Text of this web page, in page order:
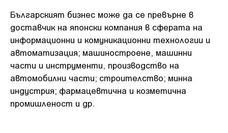
Българският бизнес може да се превърне в
доставчик на японски компания в сферата на
информационни и комуникационни технологии и
автоматизация; машиностроене, машинни
части и инструменти, производство на
автомобилни части; строителство; минна
индустрия; фармацевтична и козметична
промишленост и др.